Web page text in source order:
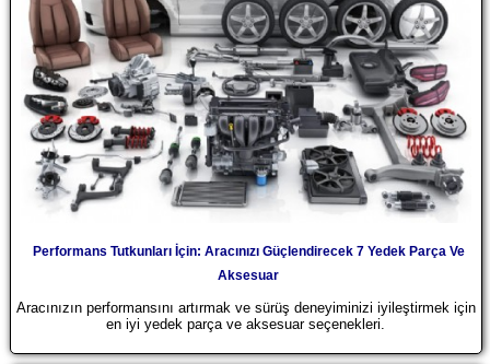
Performans Tutkunları İçin: Aracınızı Güçlendirecek 7 Yedek Parça Ve
Aksesuar
Aracınızın performansını artırmak ve sürüş deneyiminizi iyileştirmek için
en iyi yedek parça ve aksesuar seçenekleri.